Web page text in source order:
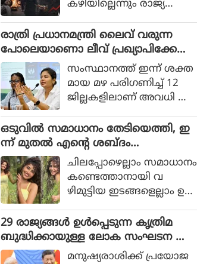
കഴിയില്ലെന്നും രാജ്യത്തെ
മൊഹ്സിന്‍ നഖ്വി
വ്യാഴാഴ്ച പറഞ്ഞു. കര
സേനാ മേധാവി ഫീല്‍ഡ്
മാര്‍ഷല്‍ സയ്യിദ് അസിം
മുനീറിന്റെ അടുത്ത
യാളായി അറിയപ്പെടുന്ന ന
ഖ്വി പാകിസ്ഥാന്റെ
കോക്രോച്ചുകള്‍ ഒ
ന്നിച്ചാല്‍ രാജ്യത്തെ മ
റിച്ചിടാന്‍ കഴിയുമെന്ന് പറ
ഞ്ഞു.
രാത്രി പ്രധാനമന്ത്രി ലൈവ് വരുന്ന
പോലെയാണൊ ലീവ് പ്രഖ്യാപിക്കേണ്ട
ത്, എറണാകുളം ജില്ലാ കളക്ടർ
ക്കെതിരെ വിമർശനം
സംസ്ഥാനത്ത് ഇന്ന് ശക്ത
മായ മഴ പരിഗണിച്ച് 12
ജില്ലകളിലാണ് അവധി പ്ര
ഒടുവില്‍ സമാധാനം തേടിയെത്തി, ഇ
ന്ന് മുതല്‍ എന്റെ ശബ്ദം
തിരെഞ്ഞെടുക്കുന്നു, പോസ്റ്റുമായി
അനുപമ പരമേശ്വരന്‍, ഒരു ബ്രെയ്ക്ക
പ്പ് മണക്കുന്നുവെന്ന് സോഷ്യല്‍
മീഡിയ
ചിലപ്പോഴെല്ലാം സമാധാനം
കണ്ടെത്താനായി വ
ഴിമുട്ടിയ ഇടങ്ങളെല്ലാം ഉ
രും.
29 രാജ്യങ്ങള്‍ ഉള്‍പ്പെടുന്ന കൃത്രിമ
ബുദ്ധിക്കായുള്ള ലോക സംഘടന ആ
രംഭിച്ച് ചൈന; ഇന്ത്യ ഇല്ലമനുഷ്യരാശിക്ക് പ്രയോജ